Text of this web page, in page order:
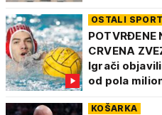
OSTALI
POTVRĐENE
CRVENA
Igrači
od pola
KOŠARKA